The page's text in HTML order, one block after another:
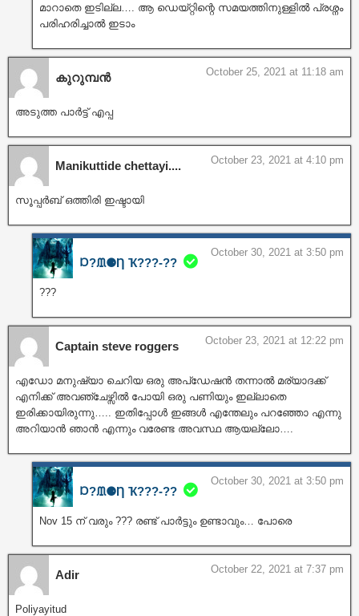
മാറാതെ ഇടില്ല…. ആ ഡെയ്റ്റിന്റെ സമയത്തിനുള്ളിൽ പ്രശ്നം
പരിഹരിച്ചാൽ ഇടാം
കുറുമ്പൻ October 25, 2021 at 11:18 am
അടുത്ത പാർട്ട്‌ എപ്പ
Manikuttide chettayi.... October 23, 2021 at 4:10 pm
സൂപ്പർബ് ഒത്തിരി ഇഷ്ടായി
Ɒ?ᙢ⚈Ƞ Ҡ???‐??
October 30, 2021 at 3:50 pm
???
Captain steve roggers October 23, 2021 at 12:22 pm
എഡോ മനുഷ്യാ ചെറിയ ഒരു അപ്ഡേഷൻ തന്നാൽ മര്യാദക്ക്
എനിക്ക് അവഞ്ചേഴ്സിൽ പോയി ഒരു പണിയും ഇല്ലാതെ
ഇരിക്കായിരുന്നു….. ഇതിപ്പോൾ ഇങ്ങൾ എന്തേലും പറഞ്ഞോ എന്നു
അറിയാൻ ഞാൻ എന്നും വരേണ്ട അവസ്ഥ ആയല്ലോ….
Ɒ?ᙢ⚈Ƞ Ҡ???‐??
October 30, 2021 at 3:50 pm
Nov 15 ന് വരും ??? രണ്ട് പാർട്ടും ഉണ്ടാവും… പോരെ
Adir October 22, 2021 at 7:37 pm
Poliyayitud